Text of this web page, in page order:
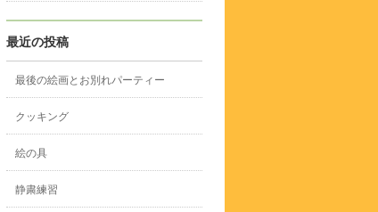
最近の投稿
最後の絵画とお別れパーティー
クッキング
絵の具
静粛練習